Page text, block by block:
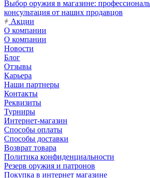
Выбор оружия в магазине:
консультация от наших продавцов
Акции
О компании
О компании
Новости
Блог
Отзывы
Карьера
Наши партнеры
Контакты
Реквизиты
Турниры
Интернет-магазин
Способы оплаты
Способы доставки
Возврат товара
Политика конфиденциальности
Резерв оружия и патронов
Покупка в интернет магазине